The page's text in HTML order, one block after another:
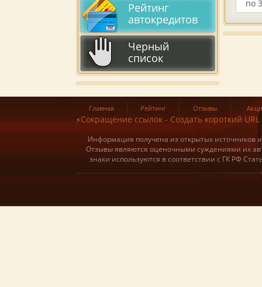
Рейтинг
автокредитов
Черный
список
Главная Рейтинг Отзывы
⚡Сокращение ссылок - Создать короткий URL
Информация получена из открытых источников
Отзывы являются оценочными суждениями их
знаки используются в соответствии с ГК РФ